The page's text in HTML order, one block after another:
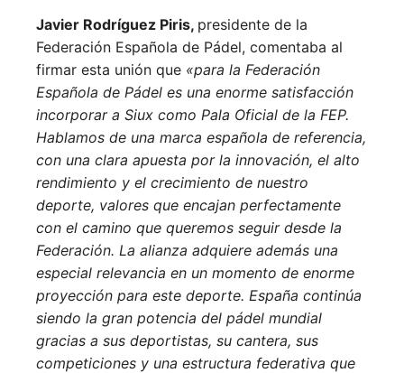
Javier Rodríguez Piris, presidente de la
Federación Española de Pádel, comentaba al
firmar esta unión que «para la Federación
Española de Pádel es una enorme satisfacción
incorporar a Siux como Pala Oficial de la FEP.
Hablamos de una marca española de referencia,
con una clara apuesta por la innovación, el alto
rendimiento y el crecimiento de nuestro
deporte, valores que encajan perfectamente
con el camino que queremos seguir desde la
Federación. La alianza adquiere además una
especial relevancia en un momento de enorme
proyección para este deporte. España continúa
siendo la gran potencia del pádel mundial
gracias a sus deportistas, su cantera, sus
competiciones y una estructura federativa que